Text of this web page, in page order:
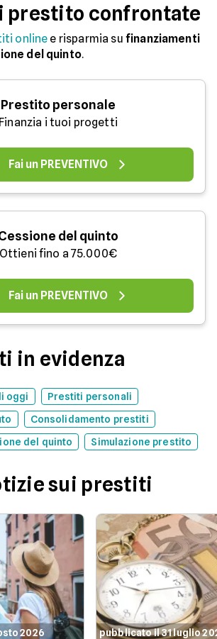
prestito confrontate
online e risparmia su finanziamenti
del quinto.
Prestito personale
Finanzia i tuoi progetti
Fai un PREVENTIVO
del quinto
Ottieni fino a 75.000€
Fai un PREVENTIVO
in evidenza
oggi
Prestiti personali
Consolidamento prestiti
del quinto
Simulazione prestito
sui prestiti
2026 pubblicato il 31 luglio